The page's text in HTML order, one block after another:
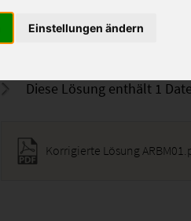
Einstellungen ändern
Ich biete hier meine
mit der Note 1 bewertet.
Ich bitte euch meine Arbeit
Diese Lösung enthält 1
Korrigierte Lösung